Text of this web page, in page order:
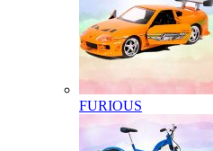
FURIOUS